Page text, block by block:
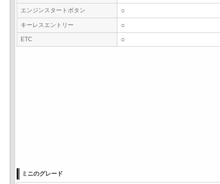
エンジンスタートボタン ○
キーレスエントリー ○
ETC ○
ミニのグレード